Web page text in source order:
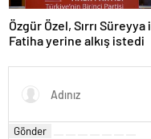
Özgür Özel, Sırrı Süreyya
Fatiha yerine alkış istedi
Gönder